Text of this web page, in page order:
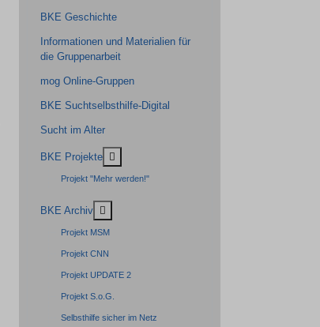
BKE Geschichte
Informationen und Materialien für
die Gruppenarbeit
mog Online-Gruppen
BKE Suchtselbsthilfe-Digital
Sucht im Alter
BKE Projekte
Projekt "Mehr werden!"
BKE Archiv
Projekt MSM
Projekt CNN
Projekt UPDATE 2
Projekt S.o.G.
Selbsthilfe sicher im Netz